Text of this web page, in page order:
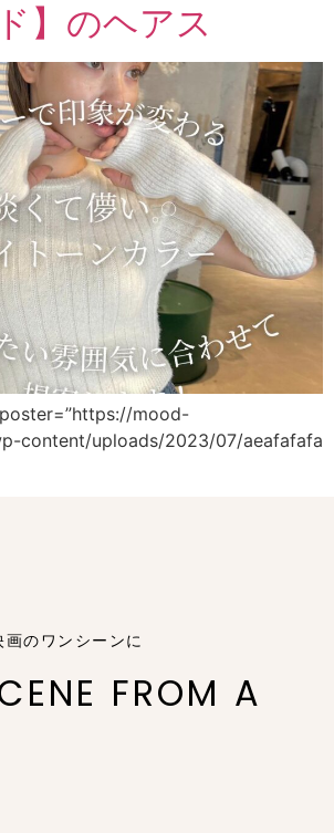
】のヘアス
mood-
content/uploads/2023/07/aeafafafa
のワンシーンに
FROM A